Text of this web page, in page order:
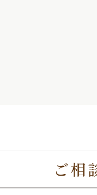
ご相